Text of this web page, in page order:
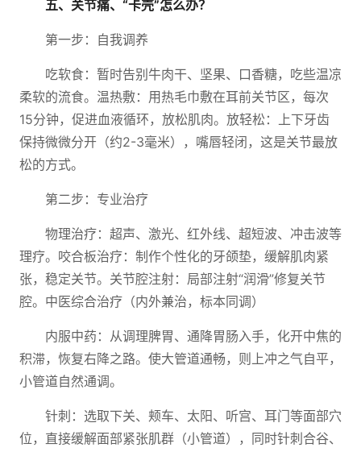
五、关节痛、“卡壳”怎么办？
第一步：自我调养
吃软食：暂时告别牛肉干、坚果、口香糖，吃些温凉
柔软的流食。温热敷：用热毛巾敷在耳前关节区，每次
15分钟，促进血液循环，放松肌肉。放轻松：上下牙齿
保持微微分开（约2-3毫米），嘴唇轻闭，这是关节最放
松的方式。
第二步：专业治疗
物理治疗：超声、激光、红外线、超短波、冲击波等
理疗。咬合板治疗：制作个性化的牙颌垫，缓解肌肉紧
张，稳定关节。关节腔注射：局部注射“润滑”修复关节
腔。中医综合治疗（内外兼治，标本同调）
内服中药：从调理脾胃、通降胃肠入手，化开中焦的
积滞，恢复右降之路。使大管道通畅，则上冲之气自平，
小管道自然通调。
针刺：选取下关、颊车、太阳、听宫、耳门等面部穴
位，直接缓解面部紧张肌群（小管道），同时针刺合谷、